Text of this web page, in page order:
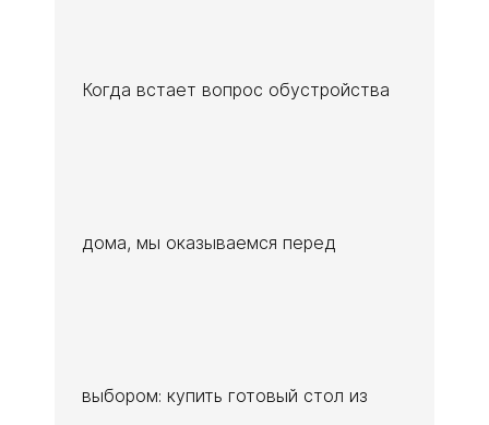
Когда встает вопрос обустройства
дома, мы оказываемся перед
выбором: купить готовый стол из